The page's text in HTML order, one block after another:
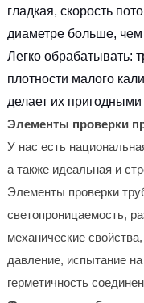
гладкая, скорость
диаметре больше,
Легко обрабатывать:
плотности малого
делает их
Элементы проверки
У нас есть
а также идеальная и
Элементы проверки
светопроницаемость,
механические
давление, испытание
герметичность